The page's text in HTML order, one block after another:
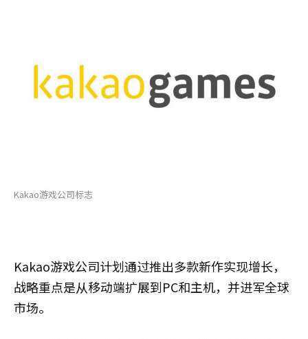
Kakao游戏公司标志
Kakao游戏公司计划通过推出多款新作实现增长，
战略重点是从移动端扩展到PC和主机，并进军全球
市场。